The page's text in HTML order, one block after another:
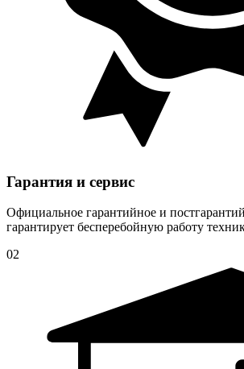
Гарантия и сервис
Официальное гарантийное и
гарантирует бесперебойную работу
02